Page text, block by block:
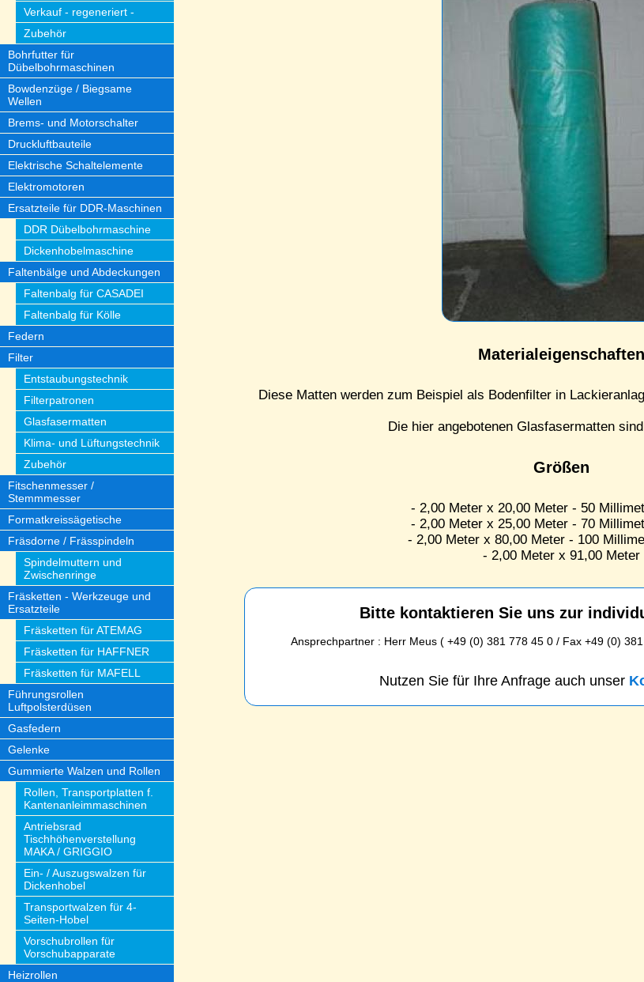
Verkauf - regeneriert -
Zubehör
Bohrfutter für
Dübelbohrmaschinen
Bowdenzüge / Biegsame
Wellen
Brems- und Motorschalter
Druckluftbauteile
Elektrische Schaltelemente
Elektromotoren
Ersatzteile für DDR-Maschinen
DDR Dübelbohrmaschine
Dickenhobelmaschine
Faltenbälge und Abdeckungen
Faltenbalg für CASADEI
Faltenbalg für Kölle
Federn
Filter
Entstaubungstechnik
Filterpatronen
Glasfasermatten
Klima- und Lüftungstechnik
Zubehör
Fitschenmesser /
Stemmmesser
Formatkreissägetische
Fräsdorne / Frässpindeln
Spindelmuttern und
Zwischenringe
Fräsketten - Werkzeuge und
Ersatzteile
Fräsketten für ATEMAG
Fräsketten für HAFFNER
Fräsketten für MAFELL
Führungsrollen
Luftpolsterdüsen
Gasfedern
Gelenke
Gummierte Walzen und Rollen
Rollen, Transportplatten f.
Kantenanleimmaschinen
Antriebsrad
Tischhöhenverstellung
MAKA / GRIGGIO
Ein- / Auszugswalzen für
Dickenhobel
Transportwalzen für 4-
Seiten-Hobel
Vorschubrollen für
Vorschubapparate
Heizrollen
Materialeigenschaften
Diese Matten werden zum Beispiel als Bodenfilter in
Die hier angebotenen Glasfasermatten
Größen
- 2,00 Meter x 20,00 Meter - 50
- 2,00 Meter x 25,00 Meter - 70
- 2,00 Meter x 80,00 Meter - 100
- 2,00 Meter x 91,00 Meter
Bitte kontaktieren Sie uns zur
Ansprechpartner : Herr Meus ( +49 (0) 381 778 45 0 / Fax +49 (0)
Nutzen Sie für Ihre Anfrage auch unser